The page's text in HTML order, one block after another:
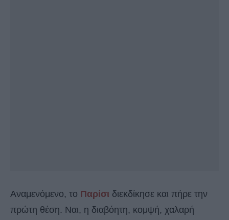
Αναμενόμενο, το Παρίσι διεκδίκησε και πήρε την
πρώτη θέση. Ναι, η διαβόητη, κομψή, χαλαρή